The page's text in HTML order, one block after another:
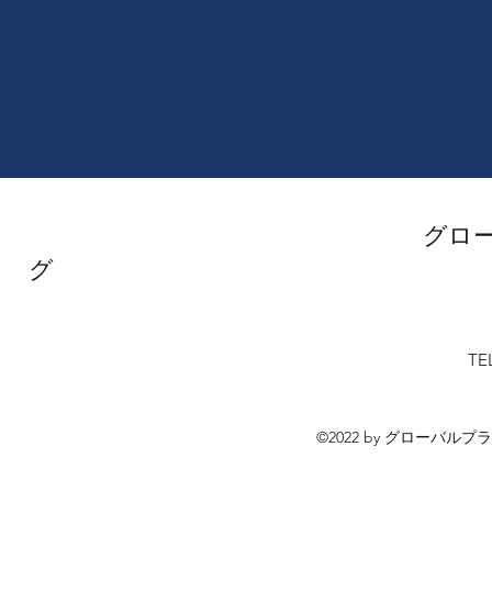
グロ
©2022 by グローバルプ